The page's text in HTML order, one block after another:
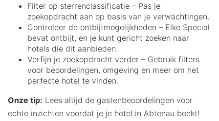
Filter op sterrenclassificatie – Pas je
zoekopdracht aan op basis van je verwachtingen.
Controleer de ontbijtmogelijkheden – Elke Special
bevat ontbijt, en je kunt gericht zoeken naar
hotels die dit aanbieden.
Verfijn je zoekopdracht verder – Gebruik filters
voor beoordelingen, omgeving en meer om het
perfecte hotel te vinden.
Onze tip: Lees altijd de gastenbeoordelingen voor
echte inzichten voordat je je hotel in Abtenau boekt!